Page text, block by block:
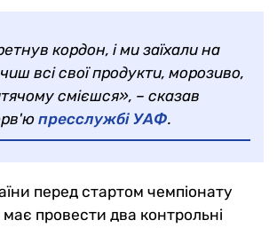
кордон, і ми заїхали на
всі свої продукти, морозиво,
смієшся», – сказав
пресслужбі УАФ.
перед стартом чемпіонату
має провести два контрольні